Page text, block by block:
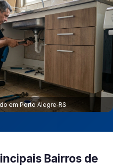
em Porto Alegre‑RS
Bairros de